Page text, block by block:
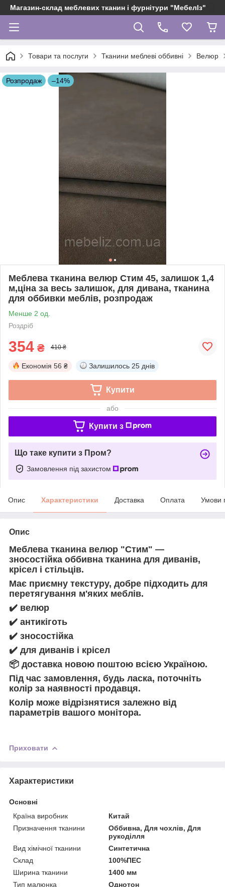
Магазин-склад меблевих тканин і фурнітури "МебелІз"
Товари та послуги Тканини меблеві оббивні Велюр
Розпродаж –14%
Меблева тканина велюр Стим 45, залишок 1,4
м,ціна за весь залишок, для дивана, тканина
для оббивки меблів, розпродаж
Менше 2 од.
Роздріб
354 ₴ 410 ₴
Економія 56 ₴ Залишилось 25 днів
Купити
або
Купити з
Що таке купити з Пром?
Замовлення під захистом
Опис Характеристики Доставка Оплата Умови
Опис
Меблева тканина велюр "Стим" —
зносостійка оббивна тканина для диванів,
крісел і стільців.
Має приємну текстуру, добре підходить для
перетягування м'яких меблів.
✔️ велюр
✔️ антикіготь
✔️ зносостійка
✔️ для диванів і крісел
📦 доставка новою поштою всією Україною.
Під час замовлення, будь ласка, поточніть
колір за наявності продавця.
Колір може відрізнятися залежно від
параметрів вашого монітора.
Приховати
Характеристики
Основні
Країна виробник
Китай
Призначення тканини
Оббивна, Для чохлів, Для
рукоділля
Вид хімічної тканини
Синтетична
Склад
100%ПЕС
Ширина тканини
1400 мм
Тип малюнка
Однотон